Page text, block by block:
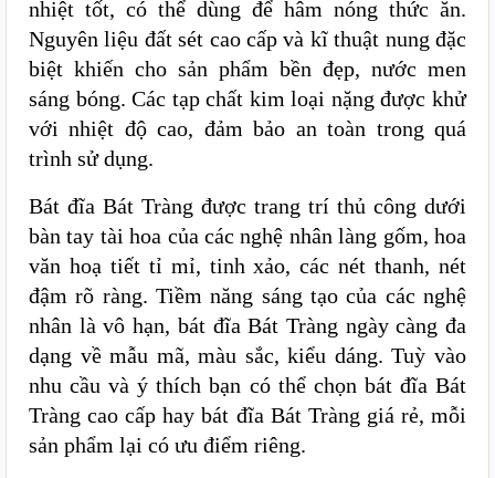
nhiệt tốt, có thể dùng để hâm nóng thức ăn.
Nguyên liệu đất sét cao cấp và kĩ thuật nung đặc
biệt khiến cho sản phẩm bền đẹp, nước men
sáng bóng. Các tạp chất kim loại nặng được khử
với nhiệt độ cao, đảm bảo an toàn trong quá
trình sử dụng.
Bát đĩa Bát Tràng được trang trí thủ công dưới
bàn tay tài hoa của các nghệ nhân làng gốm, hoa
văn hoạ tiết tỉ mỉ, tinh xảo, các nét thanh, nét
đậm rõ ràng. Tiềm năng sáng tạo của các nghệ
nhân là vô hạn, bát đĩa Bát Tràng ngày càng đa
dạng về mẫu mã, màu sắc, kiểu dáng. Tuỳ vào
nhu cầu và ý thích bạn có thể chọn bát đĩa Bát
Tràng cao cấp hay bát đĩa Bát Tràng giá rẻ, mỗi
sản phẩm lại có ưu điểm riêng.